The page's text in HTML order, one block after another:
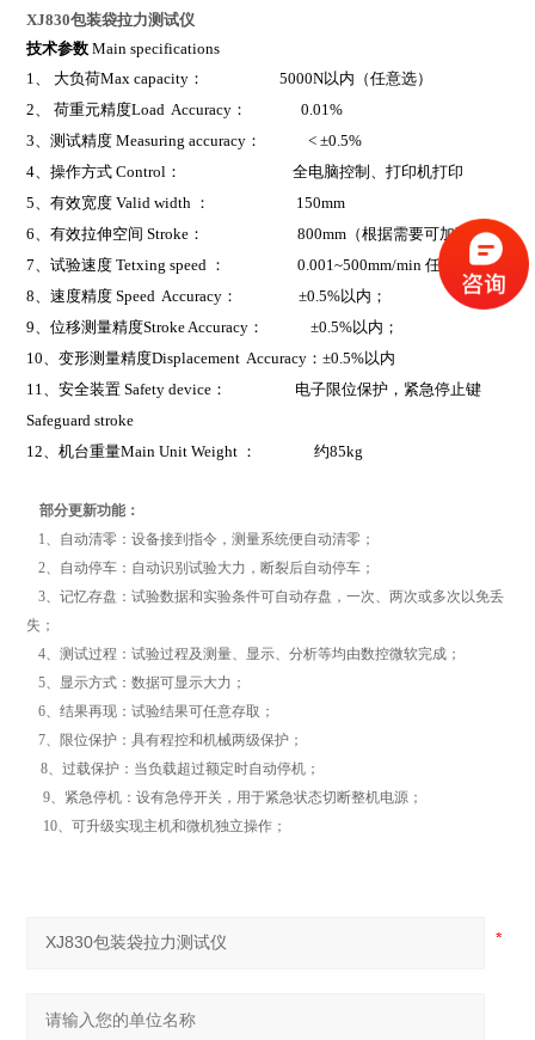
XJ830包装袋拉力测试仪
技术参数 Main specifications
1、 大负荷Max capacity： 5000N以内（任意选）
2、 荷重元精度Load Accuracy： 0.01%
3、测试精度 Measuring accuracy： < ±0.5%
4、操作方式 Control： 全电脑控制、打印机打印
5、有效宽度 Valid width ： 150mm
6、有效拉伸空间 Stroke： 800mm（根据需要可加高）
7、试验速度 Tetxing speed ： 0.001~500mm/min 任意调
8、速度精度 Speed Accuracy： ±0.5%以内；
9、位移测量精度Stroke Accuracy： ±0.5%以内；
10、变形测量精度Displacement Accuracy：±0.5%以内
11、安全装置 Safety device： 电子限位保护，紧急停止键
Safeguard stroke
12、机台重量Main Unit Weight ： 约85kg
部分更新功能：
1、自动清零：设备接到指令，测量系统便自动清零；
2、自动停车：自动识别试验大力，断裂后自动停车；
3、记忆存盘：试验数据和实验条件可自动存盘，一次、两次或多次以免丢
失；
4、测试过程：试验过程及测量、显示、分析等均由数控微软完成；
5、显示方式：数据可显示大力；
6、结果再现：试验结果可任意存取；
7、限位保护：具有程控和机械两级保护；
8、过载保护：当负载超过额定时自动停机；
9、紧急停机：设有急停开关，用于紧急状态切断整机电源；
10、可升级实现主机和微机独立操作；